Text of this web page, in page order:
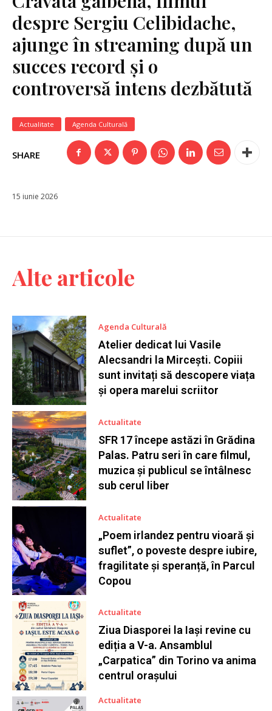
despre Sergiu Celibidache,
ajunge în streaming după un
succes record și o
controversă intens dezbătută
Actualitate Agenda Culturală
SHARE
15 iunie 2026
Alte articole
Agenda Culturală
Atelier dedicat lui Vasile
Alecsandri la Mircești. Copiii
sunt invitați să descopere viața
și opera marelui scriitor
Actualitate
SFR 17 începe astăzi în Grădina
Palas. Patru seri în care filmul,
muzica și publicul se întâlnesc
sub cerul liber
Actualitate
„Poem irlandez pentru vioară și
suflet”, o poveste despre iubire,
fragilitate și speranță, în Parcul
Copou
Actualitate
Ziua Diasporei la Iași revine cu
ediția a V-a. Ansamblul
„Carpatica” din Torino va anima
centrul orașului
Actualitate